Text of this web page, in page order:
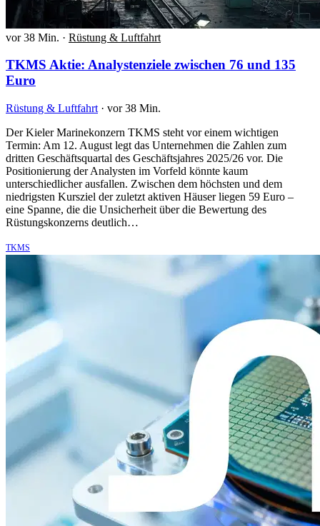
vor 38 Min. · Rüstung & Luftfahrt
TKMS Aktie: Analystenziele zwischen 76 und 135
Euro
Rüstung & Luftfahrt · vor 38 Min.
Der Kieler Marinekonzern TKMS steht vor einem wichtigen
Termin: Am 12. August legt das Unternehmen die Zahlen zum
dritten Geschäftsquartal des Geschäftsjahres 2025/26 vor. Die
Positionierung der Analysten im Vorfeld könnte kaum
unterschiedlicher ausfallen. Zwischen dem höchsten und dem
niedrigsten Kursziel der zuletzt aktiven Häuser liegen 59 Euro –
eine Spanne, die die Unsicherheit über die Bewertung des
Rüstungskonzerns deutlich…
TKMS